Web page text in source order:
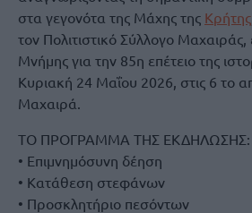
στα γεγονότα της Μάχης της Κρήτης
τον Πολιτιστικό Σύλλογο
Μνήμης για την 85η επέτειο της
Κυριακή 24 Μαΐου 2026, στις 6 το
Μαχαιρά.
ΤΟ ΠΡΟΓΡΑΜΜΑ ΤΗΣ ΕΚΔΗΛΩΣΗΣ:
• Επιμνημόσυνη δέηση
• Κατάθεση στεφάνων
• Προσκλητήριο πεσόντων